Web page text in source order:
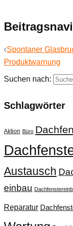
Spontaner
Produktwarnung
Suchen nach:
Schlagwörter
Aktion Büro
Austausch
einbau
Reparatur